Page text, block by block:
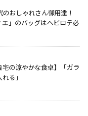
のおしゃれさん御用達！
」のバッグはヘビロテ必
の涼やかな食卓】「ガラ
る」